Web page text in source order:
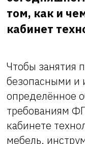
том, как и
кабинет
Чтобы занятия
безопасными и
определённое
требованиям
кабинете
мебель,